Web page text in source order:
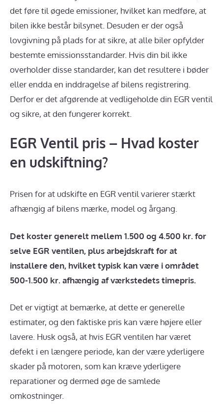
det føre til øgede emissioner, hvilket kan medføre, at
bilen ikke består bilsynet. Desuden er der også
lovgivning på plads for at sikre, at alle biler opfylder
bestemte emissionsstandarder. Hvis din bil ikke
overholder disse standarder, kan det resultere i bøder
eller endda en inddragelse af bilens registrering.
Derfor er det afgørende at vedligeholde din EGR ventil
og sikre, at den fungerer korrekt.
EGR Ventil pris – Hvad koster
en udskiftning?
Prisen for at udskifte en EGR ventil varierer stærkt
afhængig af bilens mærke, model og årgang.
Det koster generelt mellem 1.500 og 4.500 kr. for
selve EGR ventilen, plus arbejdskraft for at
installere den, hvilket typisk kan være i området
500-1.500 kr. afhængig af værkstedets timepris.
Det er vigtigt at bemærke, at dette er generelle
estimater, og den faktiske pris kan være højere eller
lavere. Husk også, at hvis EGR ventilen har været
defekt i en længere periode, kan der være yderligere
skader på motoren, som kan kræve yderligere
reparationer og dermed øge de samlede
omkostninger.